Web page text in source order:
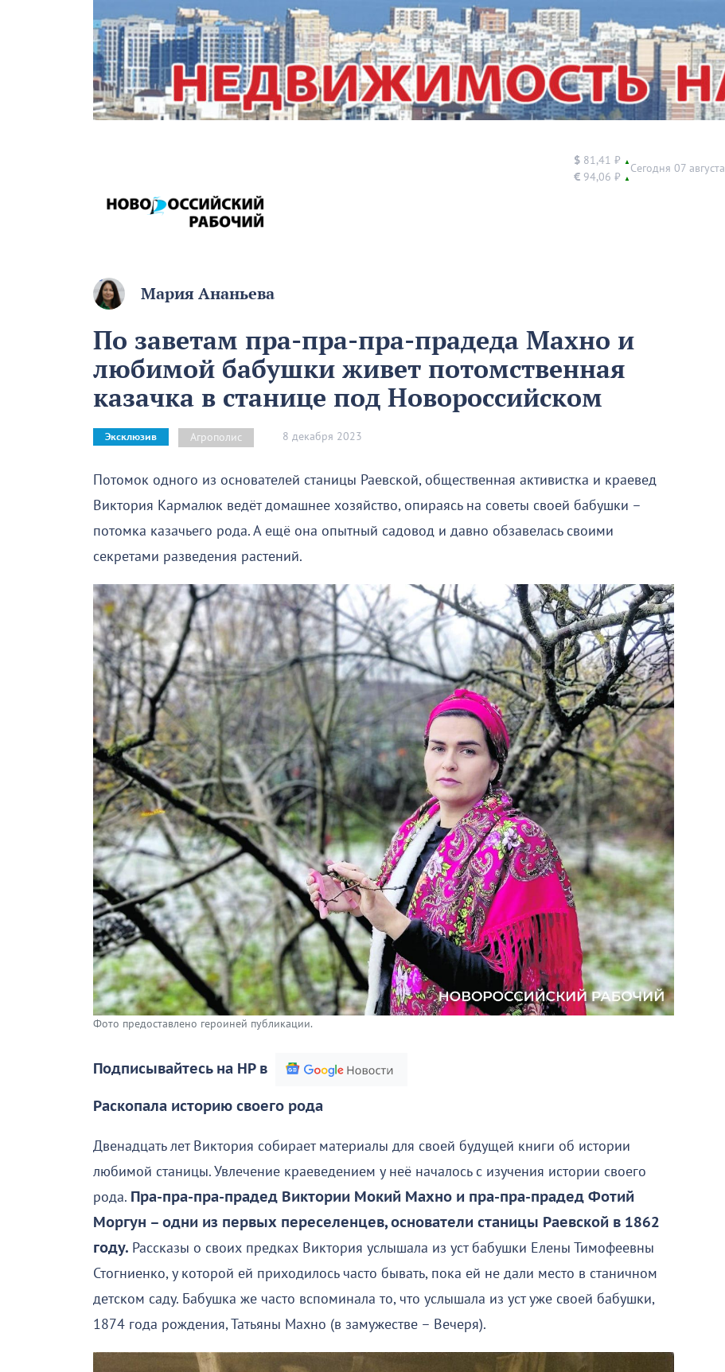
$ 81,41 ₽ ▲
€ 94,06 ₽ ▲
Сегодня 07 августа
Мария Ананьева
По заветам пра-пра-пра-прадеда Махно и
любимой бабушки живет потомственная
казачка в станице под Новороссийском
Эксклюзив Агрополис 8 декабря 2023
Потомок одного из основателей станицы Раевской, общественная активистка и краевед
Виктория Кармалюк ведёт домашнее хозяйство, опираясь на советы своей бабушки –
потомка казачьего рода. А ещё она опытный садовод и давно обзавелась своими
секретами разведения растений.
Фото предоставлено героиней публикации.
Подписывайтесь на НР в
Раскопала историю своего рода
Двенадцать лет Виктория собирает материалы для своей будущей книги об истории
любимой станицы. Увлечение краеведением у неё началось с изучения истории своего
рода. Пра-пра-пра-прадед Виктории Мокий Махно и пра-пра-прадед Фотий
Моргун – одни из первых переселенцев, основатели станицы Раевской в 1862
году. Рассказы о своих предках Виктория услышала из уст бабушки Елены Тимофеевны
Стогниенко, у которой ей приходилось часто бывать, пока ей не дали место в станичном
детском саду. Бабушка же часто вспоминала то, что услышала из уст уже своей бабушки,
1874 года рождения, Татьяны Махно (в замужестве – Вечеря).